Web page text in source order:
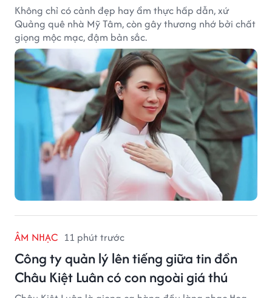
Không chỉ có cảnh đẹp hay ẩm thực hấp dẫn, xứ
Quảng quê nhà Mỹ Tâm, còn gây thương nhớ bởi chất
giọng mộc mạc, đậm bản sắc.
ÂM NHẠC 11 phút trước
Công ty quản lý lên tiếng giữa tin đồn
Châu Kiệt Luân có con ngoài giá thú